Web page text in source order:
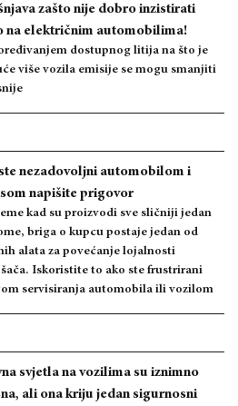
zašto nije dobro inzistirati
na električnim automobilima!
dostupnog litija na što je
više vozila emisije se mogu smanjiti
nezadovoljni automobilom i
napišite prigovor
kad su proizvodi sve sličniji jedan
briga o kupcu postaje jedan od
alata za povećanje lojalnosti
Iskoristite to ako ste frustrirani
servisiranja automobila ili vozilom
svjetla na vozilima su iznimno
ali ona kriju jedan sigurnosni